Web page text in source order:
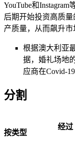
YouTube和
后期开始投资高质
产质量，从而飙升市
根据澳大利亚
据，婚礼场地
应商在Covid-
分割
按类型
经过